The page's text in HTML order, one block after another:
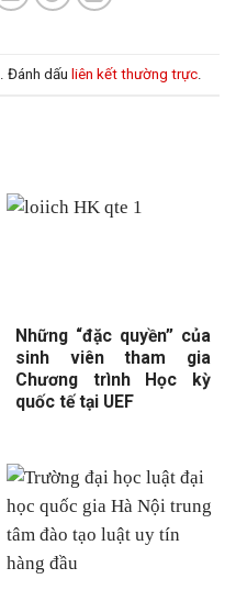
. Đánh dấu liên kết thường trực
Những “đặc quyền” của
sinh viên tham gia
Chương trình Học kỳ
quốc tế tại UEF